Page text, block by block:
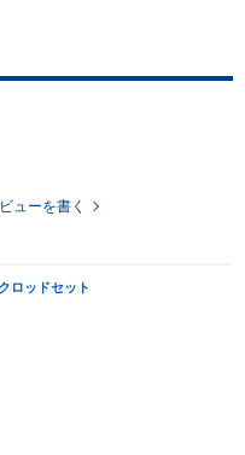
ューを書く
ロッドセット